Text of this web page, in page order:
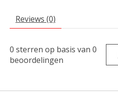
Reviews (0)
0 sterren op basis van 0
beoordelingen